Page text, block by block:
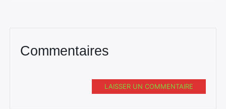
Commentaires
LAISSER UN COMMENTAIRE